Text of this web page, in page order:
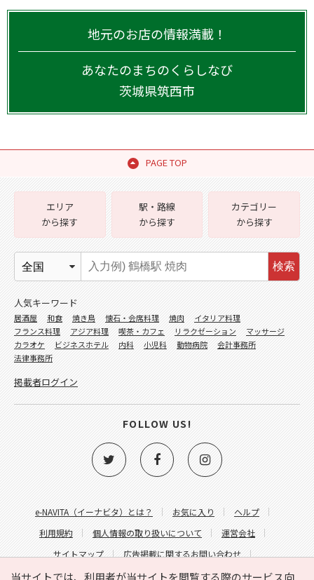
地元のお店の情報満載！
あなたのまちのくらしなび
茨城県筑西市
PAGE TOP
当サイトでは、利用者が当サイトを閲覧する際のサービス向
e-NAVITA（イーナビタ）とは？ お気に入り
ヘルプ
利用規約
個人情報の取り扱いについて
運営会社
サイトマップ
広告掲載に関するお問い合わせ
サイトの内容に関するお問い合わせ
エリア
から探す
駅・路線
から探す
カテゴリー
から探す
検索
人気キーワード
居酒屋 和食 焼き鳥 懐石・会席料理 焼肉
イタリア料理
フランス料理
アジア料理 喫茶・カフェ リラクゼーション
マッサージ
カラオケ
ビジネスホテル 内科 小児科 動物病院
会計事務所
法律事務所
掲載者ログイン
FOLLOW US!